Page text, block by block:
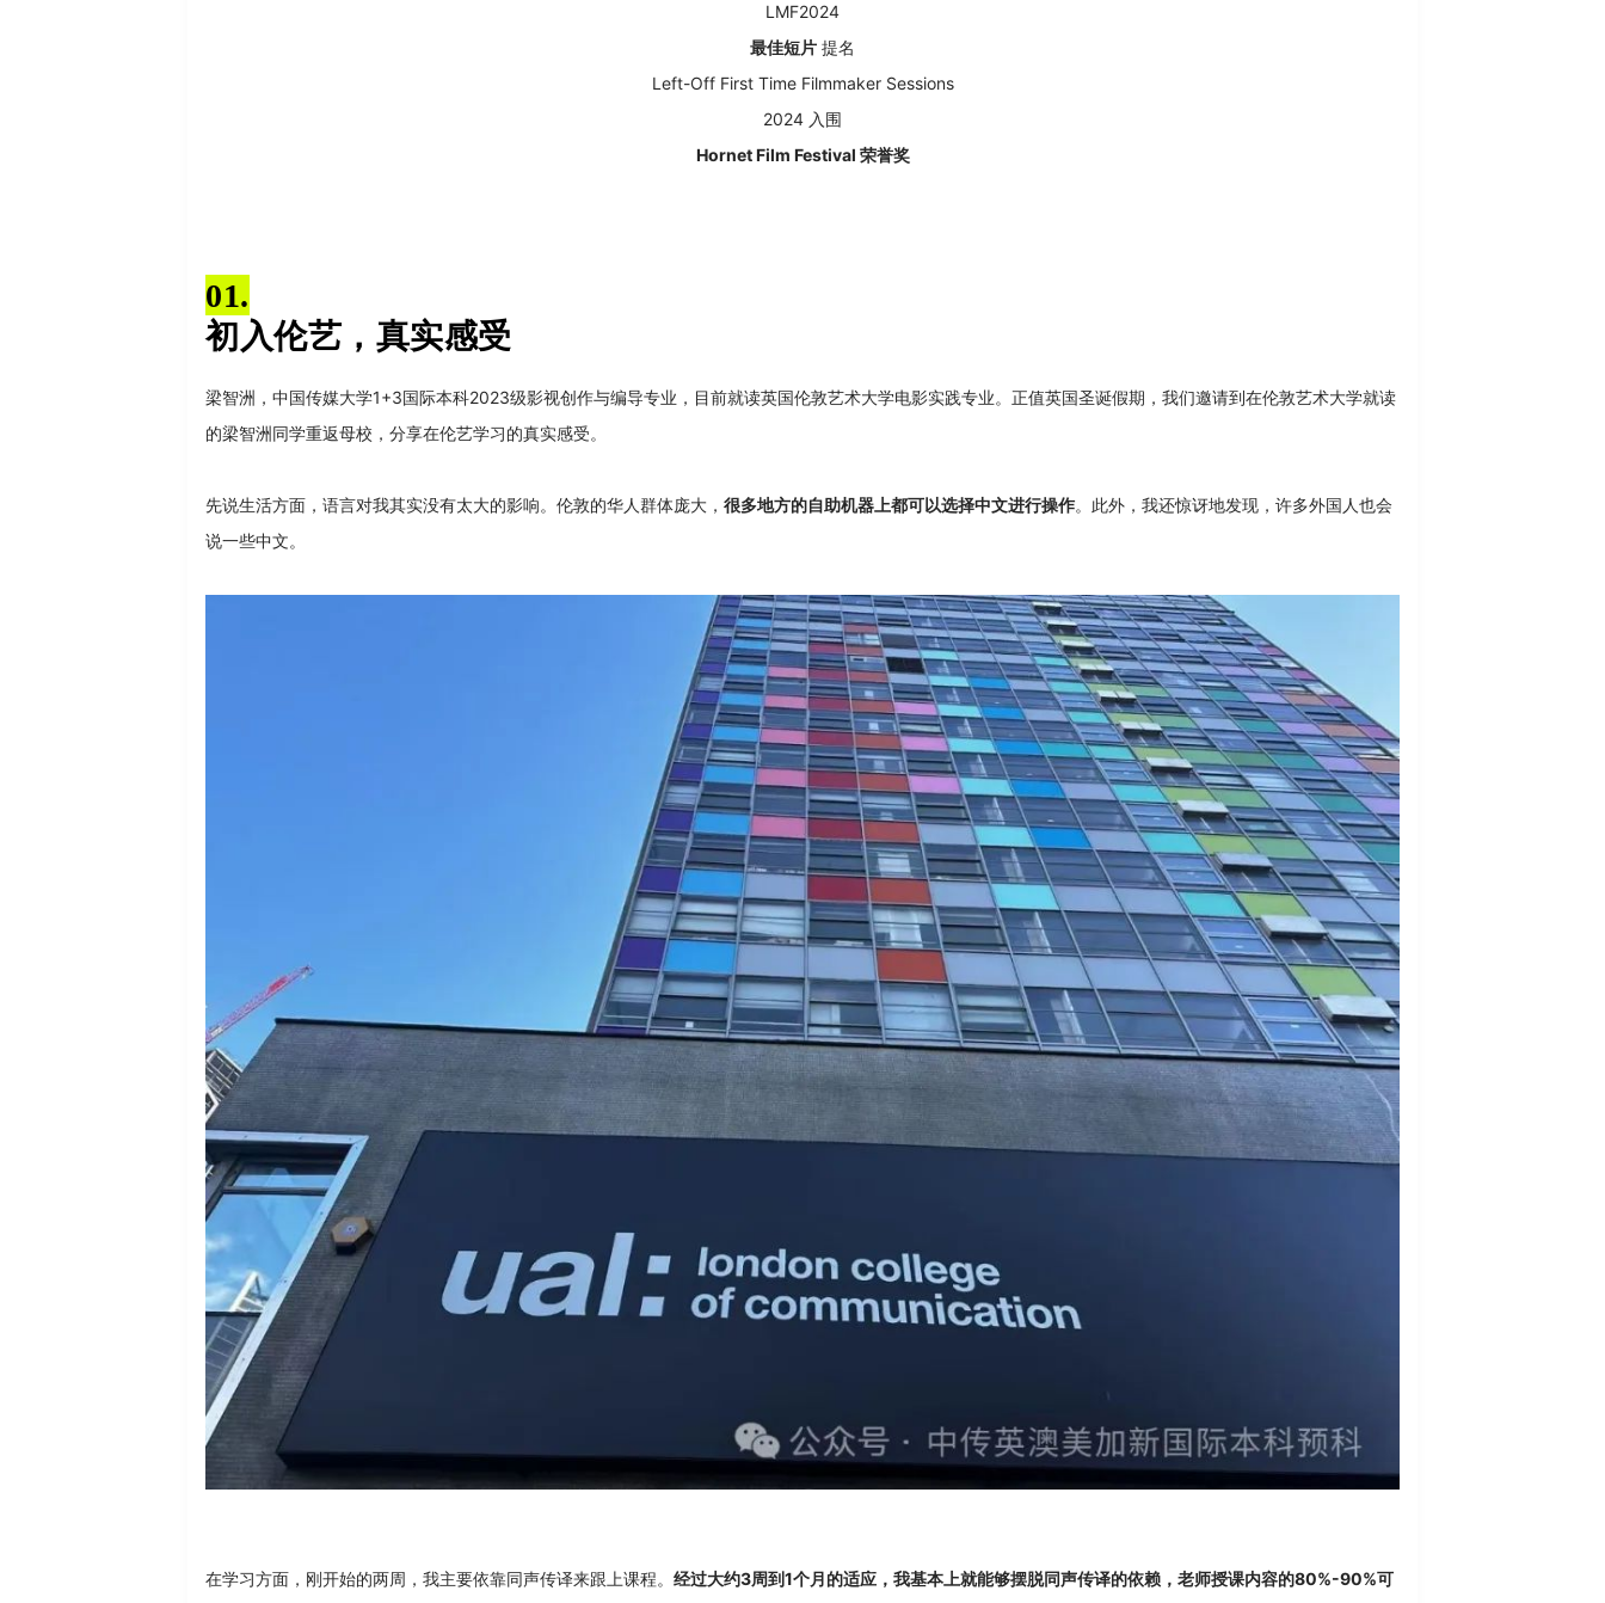
LMF2024
最佳短片 提名
Left-Off First Time Filmmaker Sessions
2024 入围
Hornet Film Festival 荣誉奖
01.
初入伦艺，真实感受
梁智洲，中国传媒大学1+3国际本科2023级影视创作与编导专业，目前就读英国伦敦艺术大学电影实践专业。 正值英国圣诞假期，我们邀请到在伦敦艺术大学就读
的梁智洲同学重返母校，分享在伦艺学习的真实感受。
先说生活方面，语言对我其实没有太大的影响。伦敦的华人群体庞大， 很多地方的自助机器上都可以选择中文进行操作。此外，我还惊讶地发现，许多外国人也会
说一些中文。
在学习方面，刚开始的两周，我主要依靠同声传译来跟上课程。 经过大约3周到1个月的适应，我基本上就能够摆脱同声传译的依赖，老师授课内容的80%-90%可